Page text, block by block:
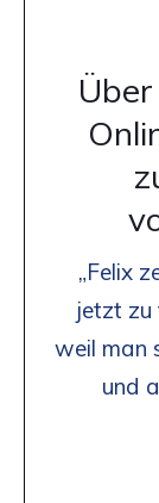
Über
„Felix
jetzt zu
weil man
und